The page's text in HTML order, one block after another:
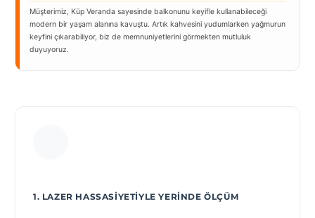
Müşterimiz, Küp Veranda sayesinde balkonunu keyifle kullanabileceği
modern bir yaşam alanına kavuştu. Artık kahvesini yudumlarken yağmurun
keyfini çıkarabiliyor, biz de memnuniyetlerini görmekten mutluluk
duyuyoruz.
1. LAZER HASSASIYETIYLE YERINDE ÖLÇÜM